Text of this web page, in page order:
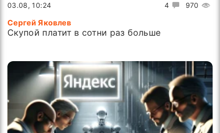
4 970
03.08, 10:24
Сергей Яковлев
Скупой платит в сотни раз больше